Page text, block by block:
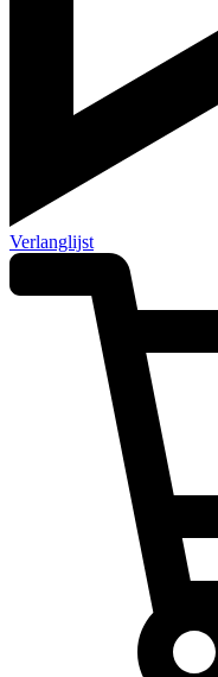
Verlanglijst